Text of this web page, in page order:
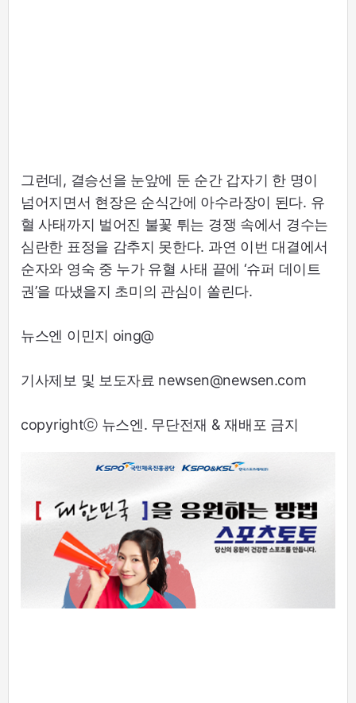
그런데, 결승선을 눈앞에 둔 순간 갑자기 한 명이
넘어지면서 현장은 순식간에 아수라장이 된다. 유
혈 사태까지 벌어진 불꽃 튀는 경쟁 속에서 경수는
심란한 표정을 감추지 못한다. 과연 이번 대결에서
순자와 영숙 중 누가 유혈 사태 끝에 ‘슈퍼 데이트
권’을 따냈을지 초미의 관심이 쏠린다.
뉴스엔 이민지 oing@
기사제보 및 보도자료 newsen@newsen.com
copyrightⓒ 뉴스엔. 무단전재 & 재배포 금지